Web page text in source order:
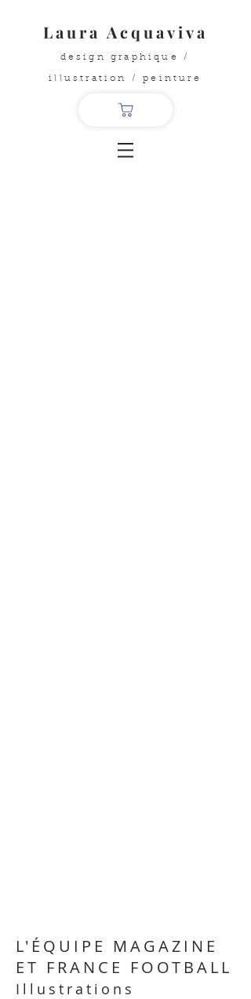
Laura Acquaviva
design graphique /
illustration / peinture
L'ÉQUIPE MAGAZINE
ET FRANCE FOOTBALL
Illustrations